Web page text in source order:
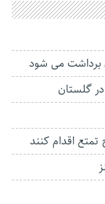
گلستان
اقدام کنند